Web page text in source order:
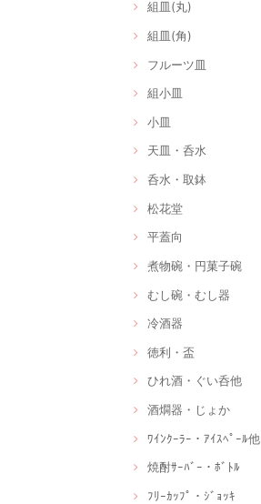
組皿(丸)
組皿(角)
フルーツ皿
組小皿
小皿
天皿・呑水
呑水・取鉢
松花堂
平蓋向
煮物碗・円菓子碗
むし碗・むし器
冷酒器
徳利・盃
ひれ酒・ぐい呑他
酒燗器・じょか
ﾜｲﾝｸｰﾗｰ・ｱｲｽﾍﾟｰﾙ他
焼酎ｻｰﾊﾞｰ・ﾎﾞﾄﾙ
ﾌﾘｰｶｯﾌﾟ・ｼﾞｮｯｷ